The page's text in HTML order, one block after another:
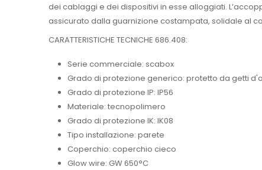
dei cablaggi e dei dispositivi in esse alloggiati.
assicurato dalla guarnizione costampata, solidale al
CARATTERISTICHE TECNICHE 686.408:
Serie commerciale: scabox
Grado di protezione generico: protetto da getti
Grado di protezione IP: IP56
Materiale: tecnopolimero
Grado di protezione IK: IK08
Tipo installazione: parete
Coperchio: coperchio cieco
Glow wire: GW 650°C